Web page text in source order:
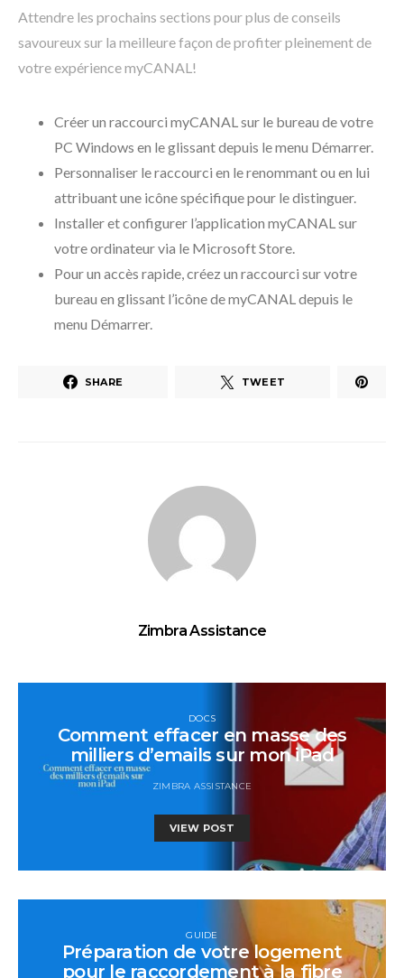
Attendre les prochains sections pour plus de conseils
savoureux sur la meilleure façon de profiter pleinement de
votre expérience myCANAL!
Créer un raccourci myCANAL sur le bureau de votre
PC Windows en le glissant depuis le menu Démarrer.
Personnaliser le raccourci en le renommant ou en lui
attribuant une icône spécifique pour le distinguer.
Installer et configurer l’application myCANAL sur
votre ordinateur via le Microsoft Store.
Pour un accès rapide, créez un raccourci sur votre
bureau en glissant l’icône de myCANAL depuis le
menu Démarrer.
SHARE TWEET
Zimbra Assistance
DOCS
Comment effacer en masse des
milliers d’emails sur mon iPad
ZIMBRA ASSISTANCE
VIEW POST
GUIDE
Préparation de votre logement
pour le raccordement à la fibre